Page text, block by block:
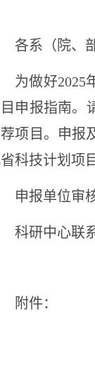
各系（院、
为做好2025
申报指南。
项目。申报
科技计划项
申报单位审
科研中心联
附件：